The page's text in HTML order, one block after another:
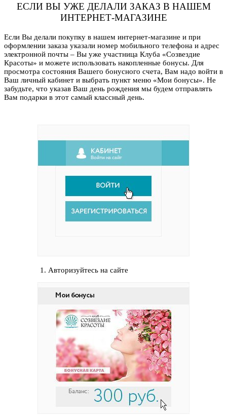
ЕСЛИ ВЫ УЖЕ ДЕЛАЛИ ЗАКАЗ В НАШЕМ
ИНТЕРНЕТ-МАГАЗИНЕ
Если Вы делали покупку в нашем интернет-магазине и при
оформлении заказа указали номер мобильного телефона и адрес
электронной почты – Вы уже участница Клуба «Созвездие
Красоты» и можете использовать накопленные бонусы. Для
просмотра состояния Вашего бонусного счета, Вам надо войти в
Ваш личный кабинет и выбрать пункт меню «Мои бонусы». Не
забудьте, что указав Ваш день рождения мы будем отправлять
Вам подарки в этот самый классный день.
1. Авторизуйтесь на сайте